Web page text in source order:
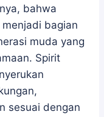
bahwa
bagian
muda yang
Spirit
sesuai dengan